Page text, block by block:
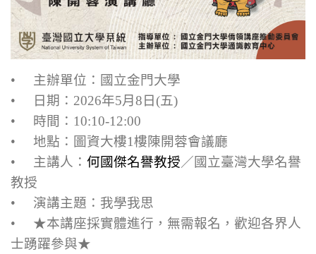
• 主辦單位：國立金門大學
• 日期：2026年5月8日(五)
• 時間： 10:10-12:00
• 地點：圖資大樓1樓陳開蓉會議廳
• 主講人： 何國傑名譽教授／國立臺灣大學名譽
教授
• 演講主題：我學我思
• ★本講座採實體進行，無需報名，歡迎各界人
士踴躍參與★